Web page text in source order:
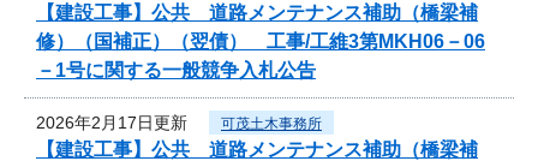
【建設工事】公共 道路メンテナンス補助（橋梁補
修）（国補正）（翌債） 工事/工維3第MKH06－06
－1号に関する一般競争入札公告
2026年2月17日更新 可茂土木事務所
【建設工事】公共 道路メンテナンス補助（橋梁補